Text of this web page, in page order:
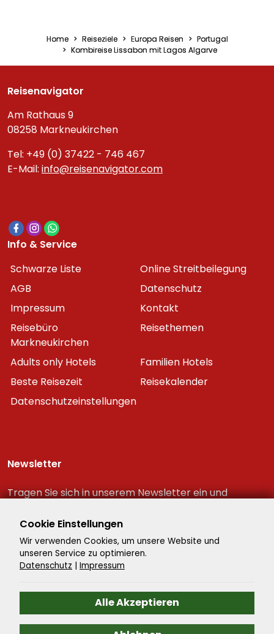
Home Reiseziele Europa Reisen
Portugal
Kombireise Lissabon mit Lagos Algarve
Reisenavigator
Am Rathaus 9
08258 Markneukirchen
Tel: +49 (0) 37422 - 746 467
E-Mail: info@reisenavigator.com
Info & Service
Schwarze Liste
Online Streitbeilegung
AGB
Datenschutz
Impressum
Kontakt
Reisebüro
Markneukirchen
Reisethemen
Adults only Hotels
Familien Hotels
Beste Reisezeit
Reisekalender
Datenschutzeinstellungen
Newsletter
Tragen Sie sich in unserem Newsletter ein und
Reiseschnäppchen!
Cookie Einstellungen
Wir verwenden Cookies, um unsere Website und
unseren Service zu optimieren.
Datenschutz | Impressum
Alle Akzeptieren